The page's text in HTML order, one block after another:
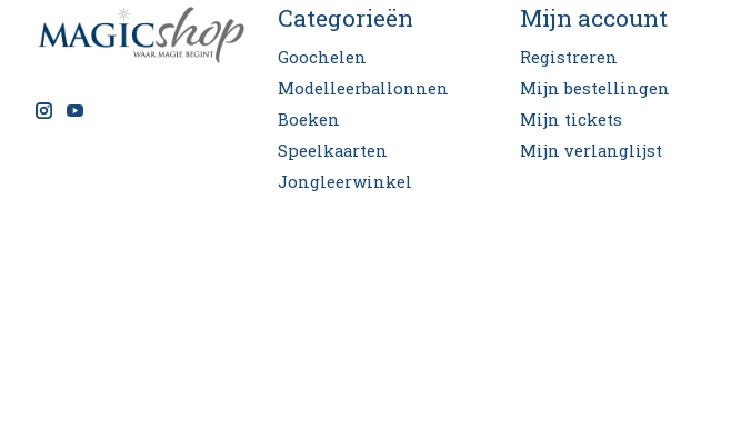
Categorieën
Goochelen
Modelleerballonnen
Boeken
Speelkaarten
Jongleerwinkel
Mijn account
Registreren
Mijn bestellingen
Mijn tickets
Mijn verlanglijst